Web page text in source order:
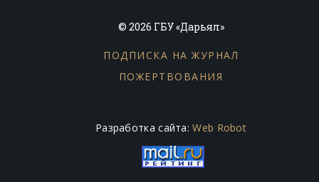
© 2026 ГБУ «Дарьял»
ПОДПИСКА НА ЖУРНАЛ
ПОЖЕРТВОВАНИЯ
Разработка сайта:Web Robot